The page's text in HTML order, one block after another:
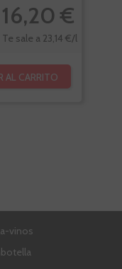
16,20 €
Te sale a 23,14 €/l
AL CARRITO